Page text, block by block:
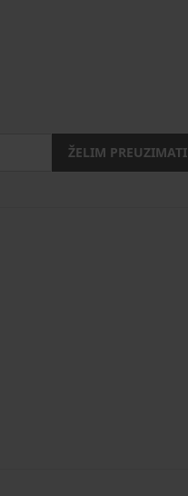
ŽELIM PREUZIMATI